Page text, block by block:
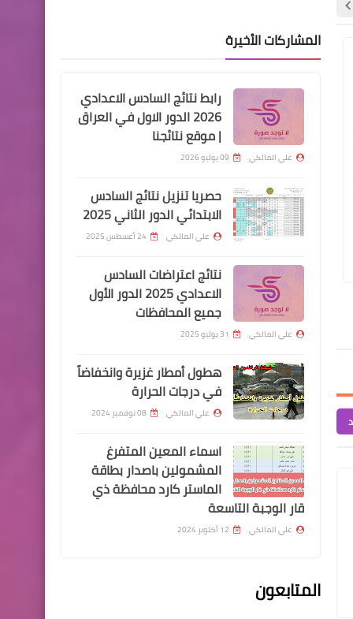
اخبار العامة
علي المالكي 26 سبتمبر 2024
مباشرة عقود الرعاية بصفة رجل امن
الوجبة الاولى
علي المالكي
اسماء الفائزين
اسعار صرف الدولار في بورصة
الكفاح
قطع الاراضي
اسماء الفائزين بقطع الاراضي
محافظة ذي قار
اخبار العامة
بالاسماء قطع الأراضي
المخصصة لموظفي مديرية
مجاري ذي قار
اسعار صرف الدولار في بورصة
الكفاح
المشاركات الأخيرة
رابط نتائج السادس الاعدادي
2026 الدور الاول في العراق
| موقع نتائجنا
علي المالكي 09 يوليو 2026
حصريا تنزيل نتائج السادس
الابتدائي الدور الثاني 2025
علي المالكي 24 أغسطس 2025
نتائج اعتراضات السادس
الاعدادي 2025 الدور الأول
جميع المحافظات
علي المالكي 31 يوليو 2025
هطول أمطار غزيرة وانخفاضاً
في درجات الحرارة
علي المالكي 08 نوفمبر 2024
اسماء المعين المتفرغ
المشمولين باصدار بطاقة
الماستر كارد محافظة ذي
قار الوجبة التاسعة
علي المالكي 12 أكتوبر 2024
المتابعون